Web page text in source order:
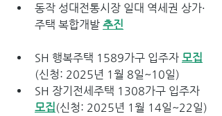
동작 성대전통시장 일대 역세권 상가·
주택 복합개발 추진
SH 행복주택 1589가구 입주자 모집
(신청: 2025년 1월 8일~10일)
SH 장기전세주택 1308가구 입주자
모집(신청: 2025년 1월 14일~22일)